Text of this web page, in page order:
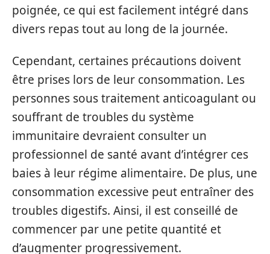
poignée, ce qui est facilement intégré dans
divers repas tout au long de la journée.
Cependant, certaines précautions doivent
être prises lors de leur consommation. Les
personnes sous traitement anticoagulant ou
souffrant de troubles du système
immunitaire devraient consulter un
professionnel de santé avant d’intégrer ces
baies à leur régime alimentaire. De plus, une
consommation excessive peut entraîner des
troubles digestifs. Ainsi, il est conseillé de
commencer par une petite quantité et
d’augmenter progressivement.